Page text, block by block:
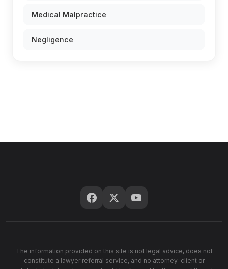
Medical Malpractice
Negligence
The information provided on this site is not legal advice, does not
constitute a lawyer referral service, and no attorney-client or